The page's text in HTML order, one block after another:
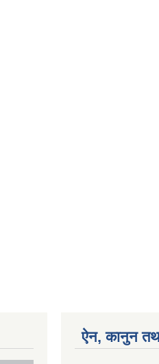
ऐन, कानुन